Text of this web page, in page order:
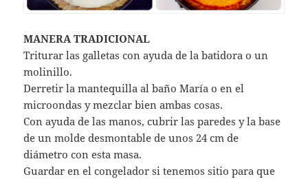
MANERA TRADICIONAL
Triturar las galletas con ayuda de la batidora o un
molinillo.
Derretir la mantequilla al baño María o en el
microondas y mezclar bien ambas cosas.
Con ayuda de las manos, cubrir las paredes y la base
de un molde desmontable de unos 24 cm de
diámetro con esta masa.
Guardar en el congelador si tenemos sitio para que